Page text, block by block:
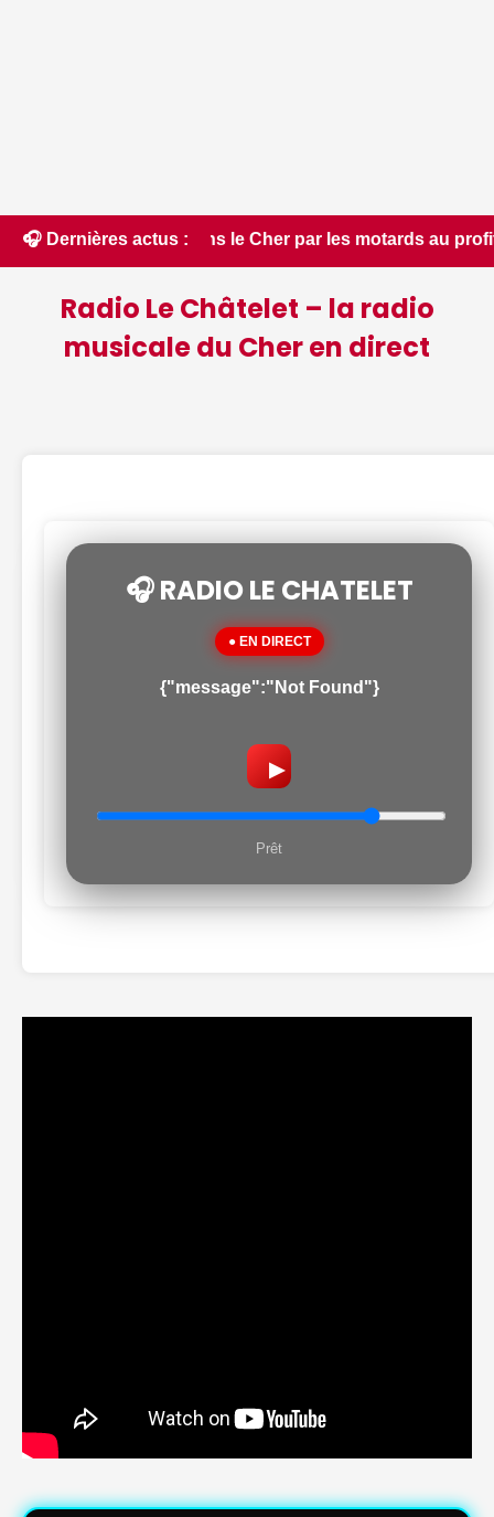
🎧 Dernières actus :
le Cher par les motards au profit des enfants
Radio Le Châtelet – la radio
musicale du Cher en direct
🎧 RADIO LE CHATELET
● EN DIRECT
{"message":"Not Found"}
▶
Prêt